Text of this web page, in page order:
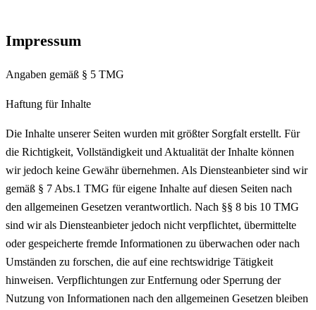
Impressum
Angaben gemäß § 5 TMG
Haftung für Inhalte
Die Inhalte unserer Seiten wurden mit größter Sorgfalt erstellt. Für
die Richtigkeit, Vollständigkeit und Aktualität der Inhalte können
wir jedoch keine Gewähr übernehmen. Als Diensteanbieter sind wir
gemäß § 7 Abs.1 TMG für eigene Inhalte auf diesen Seiten nach
den allgemeinen Gesetzen verantwortlich. Nach §§ 8 bis 10 TMG
sind wir als Diensteanbieter jedoch nicht verpflichtet, übermittelte
oder gespeicherte fremde Informationen zu überwachen oder nach
Umständen zu forschen, die auf eine rechtswidrige Tätigkeit
hinweisen. Verpflichtungen zur Entfernung oder Sperrung der
Nutzung von Informationen nach den allgemeinen Gesetzen bleiben